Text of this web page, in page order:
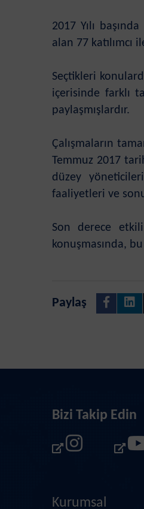
2017 Yılı
alan 77
Seçtikleri
içerisinde farklı
paylaşmışlardır.
Çalışmaların
Temmuz 2017
düzey
faaliyetleri ve
Son derece
konuşmasında,
Paylaş
Bizi Takip Edin
Kurumsal